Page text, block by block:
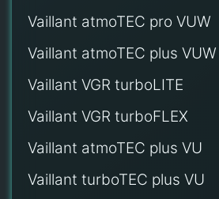
Vaillant atmoTEC pro VUW
Vaillant atmoTEC plus VUW
Vaillant VGR turboLITE
Vaillant VGR turboFLEX
Vaillant atmoTEC plus VU
Vaillant turboTEC plus VU